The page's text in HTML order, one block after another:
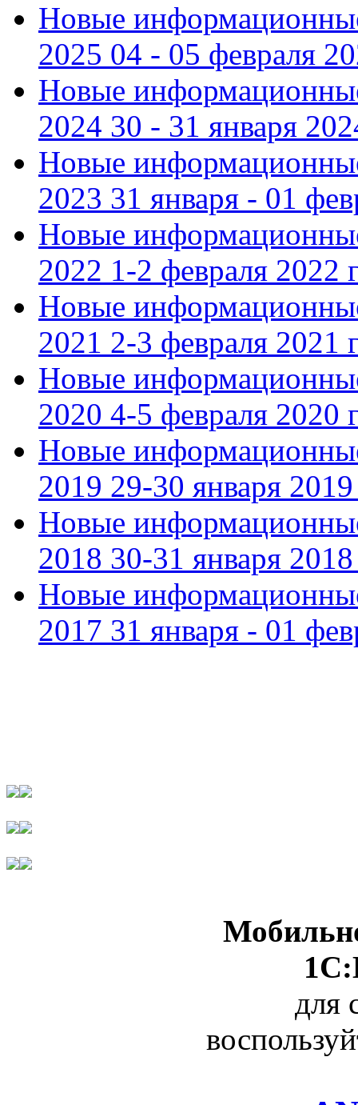
Новые
2025 04 - 05 февраля
Новые
2024 30 - 31 января
Новые
2023 31 января - 01
Новые
2022 1-2 февраля 2022
Новые
2021 2-3 февраля 2021
Новые
2020 4-5 февраля 2020
Новые
2019 29-30 января 2019
Новые
2018 30-31 января 2018
Новые
2017 31 января - 01
для